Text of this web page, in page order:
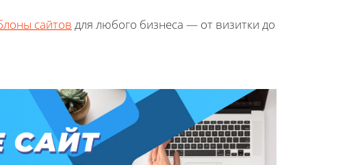
сайтов для любого бизнеса — от визитки до